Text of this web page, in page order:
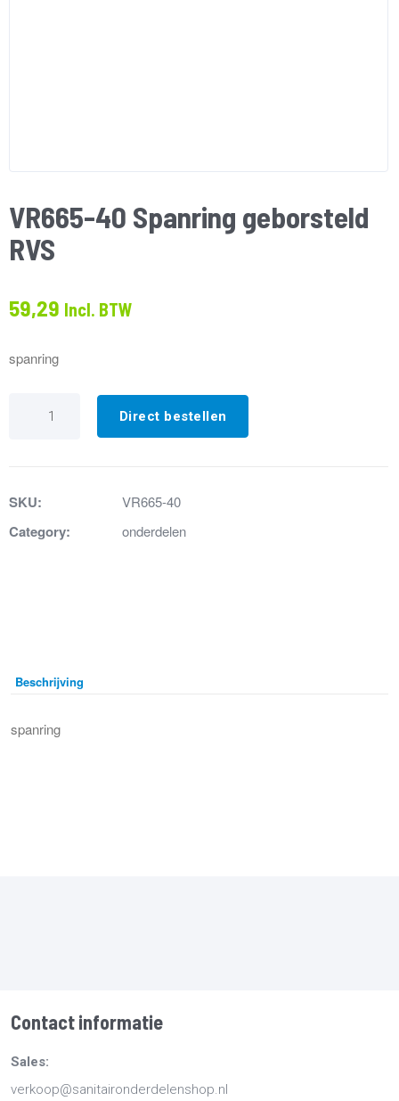
VR665-40 Spanring geborsteld
RVS
59,29 Incl. BTW
spanring
Direct bestellen
SKU: VR665-40
Category: onderdelen
Beschrijving
spanring
Contact informatie
Sales:
verkoop@sanitaironderdelenshop.nl